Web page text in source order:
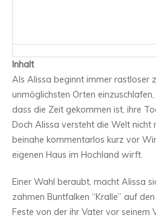
Inhalt
Als Alissa beginnt immer rastloser
unmöglichsten Orten
dass die Zeit gekommen ist, ihre
Doch Alissa versteht die Welt nicht
beinahe kommentarlos kurz vor
eigenen Haus im Hochland wirft.
Einer Wahl beraubt, macht Alissa
zahmen Buntfalken “Kralle” auf
Feste von der ihr Vater vor seinem